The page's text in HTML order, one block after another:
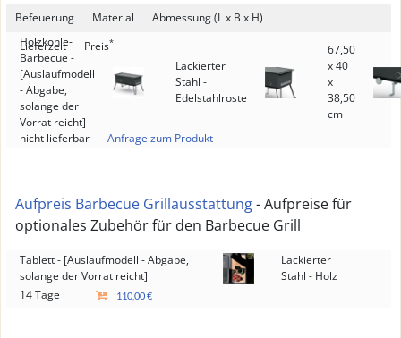
Befeuerung Material
Abmessung (L x B x H)
Lieferzeit
Preis*
Holzkohle-
Barbecue -
[Auslaufmodell
- Abgabe,
solange der
Vorrat reicht]
Lackierter
Stahl -
Edelstahlroste
67,50
x 40
x
38,50
cm
nicht lieferbar
Anfrage zum Produkt
Aufpreis Barbecue Grillausstattung- Aufpreise für
optionales Zubehör für den Barbecue Grill
Tablett - [Auslaufmodell - Abgabe,
solange der Vorrat reicht]
Lackierter
Stahl - Holz
14 Tage
110,00 €